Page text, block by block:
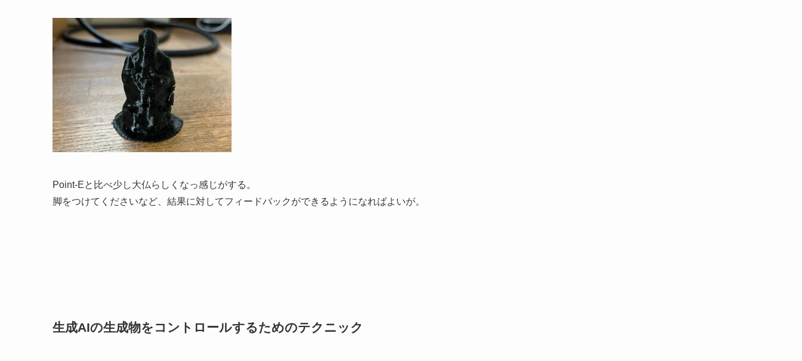
Point-Eと比べ少し大仏らしくなっ感じがする。
脚をつけてくださいなど、結果に対してフィードバックができるようになればよいが。
生成AIの生成物をコントロールするためのテクニック